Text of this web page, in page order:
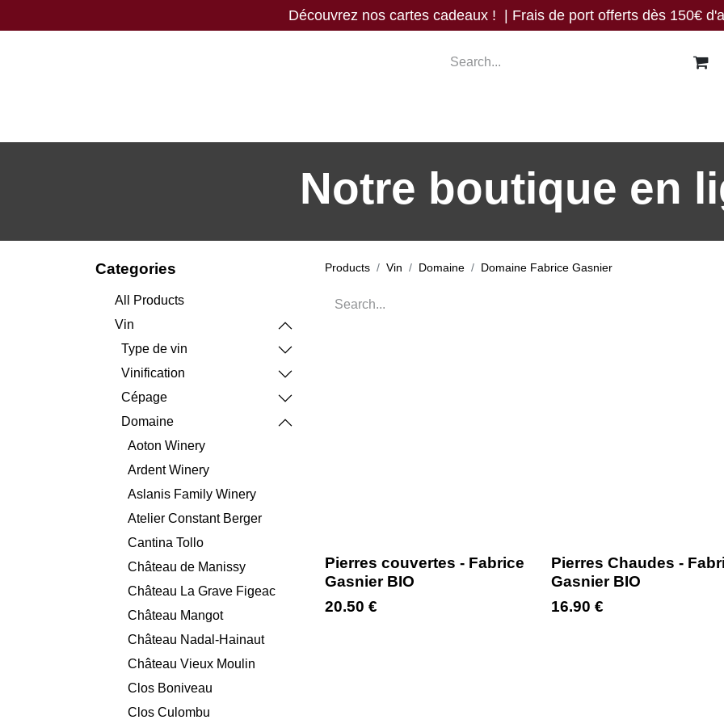
Découvrez nos cartes cadeaux ! | Frais de port offerts dès 150€
Notre boutique en
Categories
All Products
Vin
Type de vin
Vinification
Cépage
Domaine
Aoton Winery
Ardent Winery
Aslanis Family Winery
Atelier Constant Berger
Cantina Tollo
Château de Manissy
Château La Grave Figeac
Château Mangot
Château Nadal-Hainaut
Château Vieux Moulin
Clos Boniveau
Clos Culombu
Products Vin Domaine Domaine Fabrice Gasnier
Pierres couvertes - Fabrice
Gasnier BIO
20.50€
Pierres Chaudes -
Gasnier BIO
16.90€